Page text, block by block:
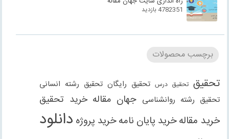
4782351 بازدید
برچسب محصولات
تحقیق تحقیق درس تحقیق رایگان تحقیق رشته انسانی
تحقیق رشته روانشناسی جهان مقاله خرید تحقیق
خرید مقالهخرید پایان نامهخرید پروژه دانلود